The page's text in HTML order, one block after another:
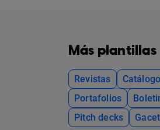
Más plantillas
Revistas
Portafolios
Pitch decks